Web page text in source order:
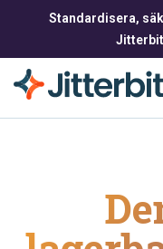
Standardisera,
Jitterbit